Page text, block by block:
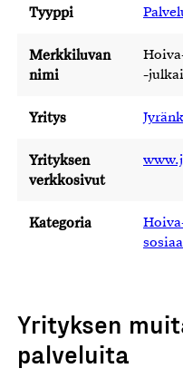
Tyyppi
Merkkiluvan
nimi
-
Yritys
Yrityksen
verkkosivut
Kategoria
Yrityksen
palveluita